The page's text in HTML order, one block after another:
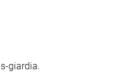
giardia.